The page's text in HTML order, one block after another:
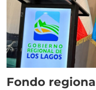
Fondo